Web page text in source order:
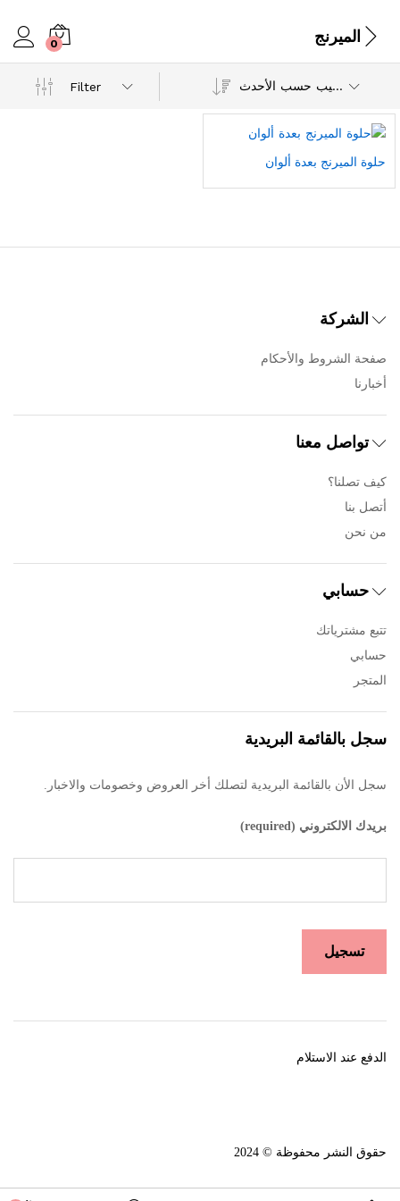
الميرنج 0
Filter ترتيب حسب الأحدث
حلوة الميرنج بعدة ألوان
الشركة
صفحة الشروط والأحكام
أخبارنا
تواصل معنا
كيف تصلنا؟
أتصل بنا
من نحن
حسابي
تتبع مشترياتك
حسابي
المتجر
سجل بالقائمة البريدية
سجل الأن بالقائمة البريدية لتصلك أخر العروض وخصومات والاخبار.
بريدك الالكتروني (required)
حقوق النشر محفوظة © 2024
الدفع عند الاستلام